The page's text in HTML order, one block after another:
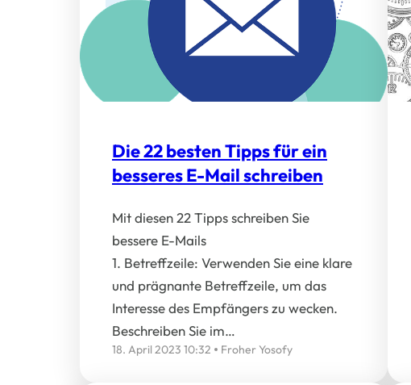
Die 22 besten Tipps für ein
besseres E-Mail schreiben
Mit diesen 22 Tipps schreiben Sie
bessere E-Mails
1. Betreffzeile: Verwenden Sie eine klare
und prägnante Betreffzeile, um das
Interesse des Empfängers zu wecken.
Beschreiben Sie im…
18. April 2023 10:32 Froher Yosofy